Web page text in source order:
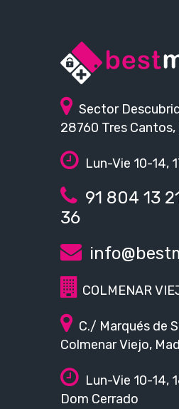
Sector
28760 Tres Cantos,
Lun-Vie 10-14,
91 804 13
36
COLMENAR
C./ Marqués de
Colmenar Viejo,
Lun-Vie 10-14,
Dom Cerrado